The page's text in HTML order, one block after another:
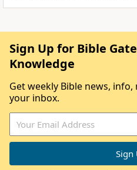
Sign Up for Bible
Knowledge
Get weekly Bible news,
your inbox.